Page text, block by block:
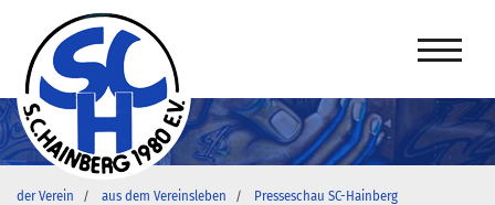
der Verein aus dem Vereinsleben Presseschau SC-Hainberg